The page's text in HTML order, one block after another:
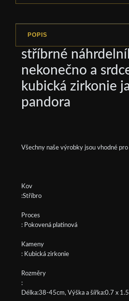
POPIS
stříbrné
nekonečno a
kubická zirkonie
pandora
Všechny naše výrobky jsou vhodné
Kov
:Stříbro
Proces
: Pokovená platinová
Kameny
: Kubická zirkonie
Rozměry
:
Délka:38-45cm, Výška a šířka:0.7 x